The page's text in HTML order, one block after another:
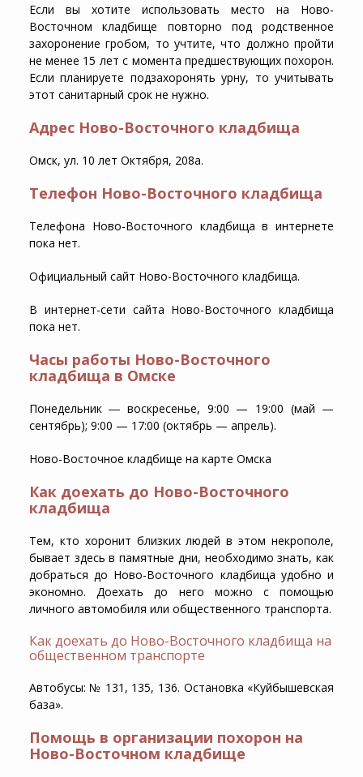
Если вы хотите использовать место на Ново-
Восточном кладбище повторно под родственное
захоронение гробом, то учтите, что должно пройти
не менее 15 лет с момента предшествующих похорон.
Если планируете подзахоронять урну, то учитывать
этот санитарный срок не нужно.
Адрес Ново-Восточного кладбища
Омск, ​ул. 10 лет Октября, 208а.
Телефон Ново-Восточного кладбища
Телефона Ново-Восточного кладбища в интернете
пока нет.
Официальный сайт Ново-Восточного кладбища.
В интернет-сети сайта Ново-Восточного кладбища
пока нет.
Часы работы Ново-Восточного
кладбища в Омске
Понедельник ― воскресенье, 9:00 — 19:00 (май —
сентябрь); 9:00 — 17:00 (октябрь — апрель).
Ново-Восточное кладбище на карте Омска
Как доехать до Ново-Восточного
кладбища
Тем, кто хоронит близких людей в этом некрополе,
бывает здесь в памятные дни, необходимо знать, как
добраться до Ново-Восточного кладбища удобно и
экономно. Доехать до него можно с помощью
личного автомобиля или общественного транспорта.
Как доехать до Ново-Восточного кладбища на
общественном транспорте
Автобусы: № 131, 135, 136. Остановка «Куйбышевская
база».
Помощь в организации похорон на
Ново-Восточном кладбище